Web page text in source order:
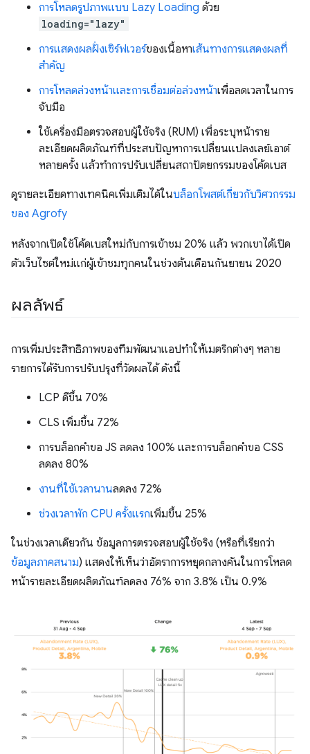
การโหลดรูปภาพแบบ Lazy Loading ด้วย
loading="lazy"
การแสดงผลฝั่งเซิร์ฟเวอร์ของเนื้อหาเส้นทางการแสดงผลที่
สำคัญ
การโหลดล่วงหน้าและการเชื่อมต่อล่วงหน้าเพื่อลดเวลาในการ
จับมือ
ใช้เครื่องมือตรวจสอบผู้ใช้จริง (RUM) เพื่อระบุหน้าราย
ละเอียดผลิตภัณฑ์ที่ประสบปัญหาการเปลี่ยนแปลงเลย์เอาต์
หลายครั้ง แล้วทำการปรับเปลี่ยนสถาปัตยกรรมของโค้ดเบส
ดูรายละเอียดทางเทคนิคเพิ่มเติมได้ในบล็อกโพสต์เกี่ยวกับวิศวกรรม
ของ Agrofy
หลังจากเปิดใช้โค้ดเบสใหม่กับการเข้าชม 20% แล้ว พวกเขาได้เปิด
ตัวเว็บไซต์ใหม่แก่ผู้เข้าชมทุกคนในช่วงต้นเดือนกันยายน 2020
ผลลัพธ์
การเพิ่มประสิทธิภาพของทีมพัฒนาแอปทําให้เมตริกต่างๆ หลาย
รายการได้รับการปรับปรุงที่วัดผลได้ ดังนี้
LCP ดีขึ้น 70%
CLS เพิ่มขึ้น 72%
การบล็อกคําขอ JS ลดลง 100% และการบล็อกคําขอ CSS
ลดลง 80%
งานที่ใช้เวลานานลดลง 72%
ช่วงเวลาพัก CPU ครั้งแรกเพิ่มขึ้น 25%
ในช่วงเวลาเดียวกัน ข้อมูลการตรวจสอบผู้ใช้จริง (หรือที่เรียกว่า
ข้อมูลภาคสนาม) แสดงให้เห็นว่าอัตราการหยุดกลางคันในการโหลด
หน้ารายละเอียดผลิตภัณฑ์ลดลง 76% จาก 3.8% เป็น 0.9%